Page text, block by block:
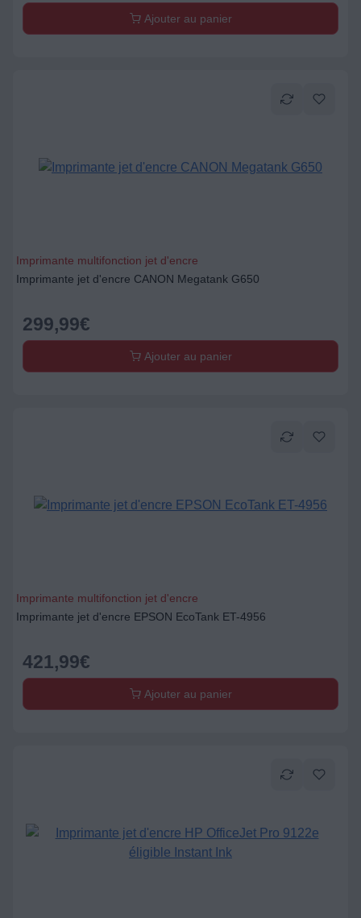
Ajouter au panier
Imprimante multifonction jet d'encre
Imprimante jet d'encre CANON Megatank G650
299,99€
Ajouter au panier
Imprimante multifonction jet d'encre
Imprimante jet d'encre EPSON EcoTank ET-4956
421,99€
Ajouter au panier